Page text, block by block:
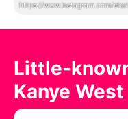
https://www.instagram.com/
Little-
Kanye West